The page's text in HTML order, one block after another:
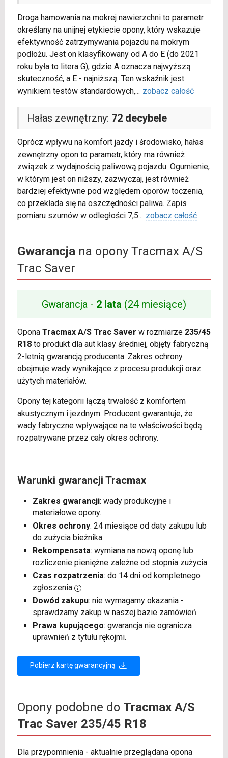
Droga hamowania na mokrej nawierzchni to parametr
określany na unijnej etykiecie opony, który wskazuje
efektywność zatrzymywania pojazdu na mokrym
podłożu. Jest on klasyfikowany od A do E (do 2021
roku była to litera G), gdzie A oznacza najwyższą
skuteczność, a E - najniższą. Ten wskaźnik jest
wynikiem testów standardowych,... zobacz całość
Hałas zewnętrzny: 72 decybele
Oprócz wpływu na komfort jazdy i środowisko, hałas
zewnętrzny opon to parametr, który ma również
związek z wydajnością paliwową pojazdu. Ogumienie,
w którym jest on niższy, zazwyczaj, jest również
bardziej efektywne pod względem oporów toczenia,
co przekłada się na oszczędności paliwa. Zapis
pomiaru szumów w odległości 7,5... zobacz całość
Gwarancjana opony Tracmax A/S
Trac Saver
Gwarancja - 2 lata (24 miesiące)
Opona Tracmax A/S Trac Saver w rozmiarze 235/45
R18to produkt dla aut klasy średniej, objęty fabryczną
2-letnią gwarancją producenta. Zakres ochrony
obejmuje wady wynikające z procesu produkcji oraz
użytych materiałów.
Opony tej kategorii łączą trwałość z komfortem
akustycznym i jezdnym. Producent gwarantuje, że
wady fabryczne wpływające na te właściwości będą
rozpatrywane przez cały okres ochrony.
Warunki gwarancji Tracmax
Zakres gwarancji: wady produkcyjne i
materiałowe opony.
Okres ochrony: 24 miesiące od daty zakupu lub
do zużycia bieżnika.
Rekompensata: wymiana na nową oponę lub
rozliczenie pieniężne zależne od stopnia zużycia.
Czas rozpatrzenia: do 14 dni od kompletnego
zgłoszenia
Dowód zakupu: nie wymagamy okazania -
sprawdzamy zakup w naszej bazie zamówień.
Prawa kupującego: gwarancja nie ogranicza
uprawnień z tytułu rękojmi.
Pobierz kartę gwarancyjną
Opony podobne do Tracmax A/S
Trac Saver 235/45 R18
Dla przypomnienia - aktualnie przeglądana opona